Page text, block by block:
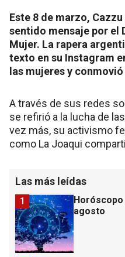
Este 8 de marzo,
sentido mensaje por el
Mujer. La rapera
texto en su Instagram
las mujeres y
A través de sus redes
se refirió a la lucha de
vez más, su activismo
como La Joaqui
Las más leídas
agosto
1